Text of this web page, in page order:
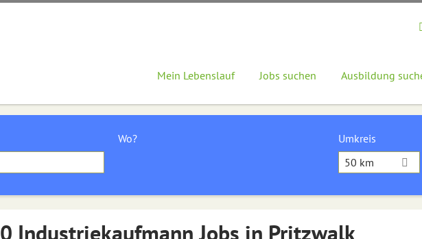
Mein Lebenslauf Jobs suchen Ausbildung
Wo?
Umkreis
50 km
0 Industriekaufmann Jobs in Pritzwalk